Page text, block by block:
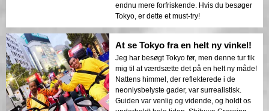
endnu mere forfriskende. Hvis du besøger
Tokyo, er dette et must-try!
At se Tokyo fra en helt ny vinkel!
Jeg har besøgt Tokyo før, men denne tur fik
mig til at værdsætte det på en helt ny måde!
Nattens himmel, der reflekterede i de
neonlysbelyste gader, var surrealistisk.
Guiden var venlig og vidende, og holdt os